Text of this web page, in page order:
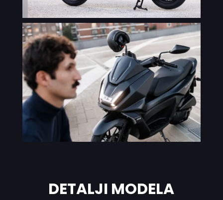
DETALJI MODELA